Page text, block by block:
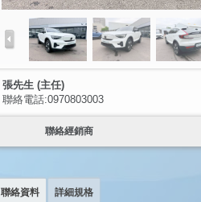
張先生 (主任)
聯絡電話:0970803003
聯絡經銷商
聯絡資料 詳細規格